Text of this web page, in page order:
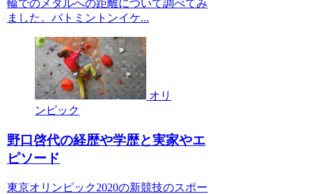
輪でのメダルへの距離について調べてみ
ました。バトミントンイケ...
オリ
ンピック
野口啓代の経歴や学歴と実家やエ
ピソード
東京オリンピック2020の新競技のスポー